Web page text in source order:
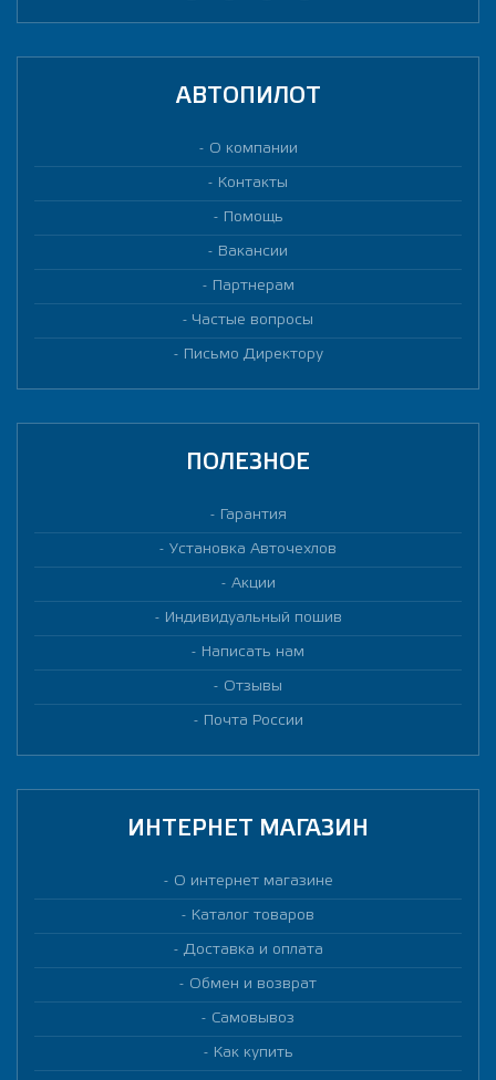
АВТОПИЛОТ
О компании
Контакты
Помощь
Вакансии
Партнерам
Частые вопросы
Письмо Директору
ПОЛЕЗНОЕ
Гарантия
Установка Авточехлов
Акции
Индивидуальный пошив
Написать нам
Отзывы
Почта России
ИНТЕРНЕТ МАГАЗИН
О интернет магазине
Каталог товаров
Доставка и оплата
Обмен и возврат
Самовывоз
Как купить